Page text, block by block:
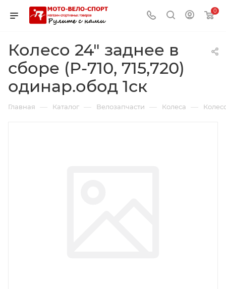
0
Колесо 24" заднее в
сборе (P-710, 715,720)
одинар.обод 1ск
Главная — Каталог — Велозапчасти — Колеса —